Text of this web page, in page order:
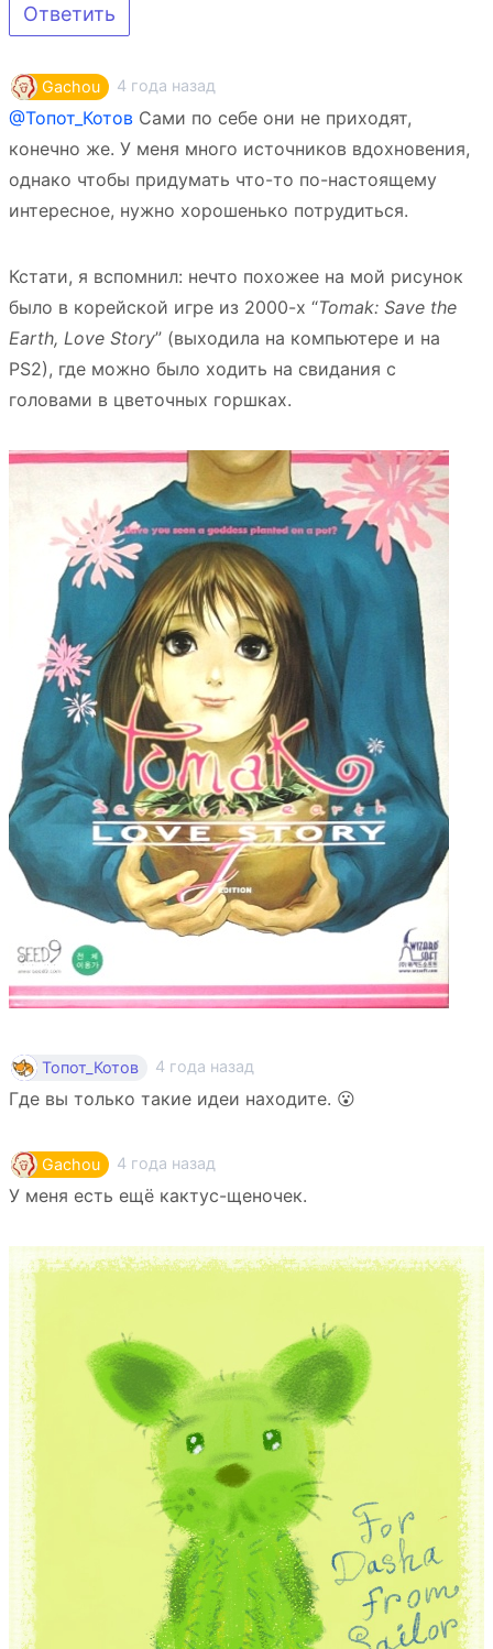
Ответить
Gachou 4 года назад
@Топот_Котов Сами по себе они не приходят,
конечно же. У меня много источников вдохновения,
однако чтобы придумать что-то по-настоящему
интересное, нужно хорошенько потрудиться.
Кстати, я вспомнил: нечто похожее на мой рисунок
было в корейской игре из 2000-х “Tomak: Save the
Earth, Love Story” (выходила на компьютере и на
PS2), где можно было ходить на свидания с
головами в цветочных горшках.
Топот_Котов 4 года назад
Где вы только такие идеи находите. 😮
Gachou 4 года назад
У меня есть ещё кактус-щеночек.